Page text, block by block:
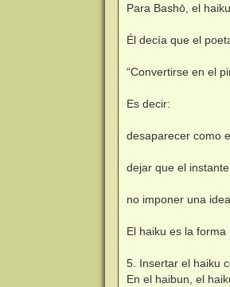
Para Bashō, el
Él decía que el
“Convertirse en el
Es decir:
desaparecer como
dejar que el
no imponer una
El haiku es la
5. Insertar el haiku
En el haibun, el